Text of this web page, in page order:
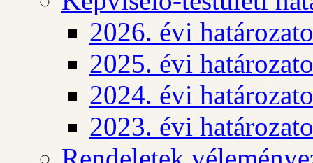
2026. évi
2025. évi
2024. évi
2023. évi